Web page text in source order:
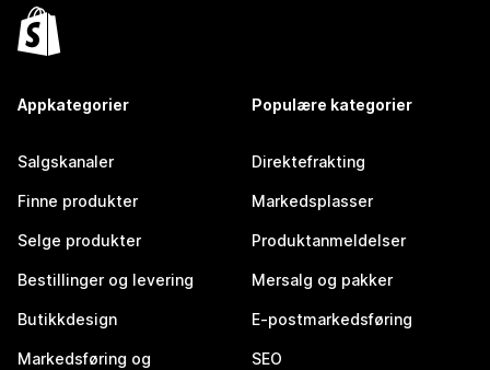
Appkategorier
Salgskanaler
Finne produkter
Selge produkter
Bestillinger og levering
Butikkdesign
Markedsføring og
Populære kategorier
Direktefrakting
Markedsplasser
Produktanmeldelser
Mersalg og pakker
E-postmarkedsføring
SEO